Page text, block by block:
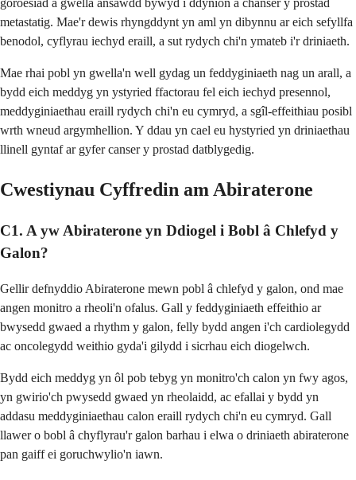
goroesiad a gwella ansawdd bywyd i ddynion â chanser y prostad
metastatig. Mae'r dewis rhyngddynt yn aml yn dibynnu ar eich sefyllfa
benodol, cyflyrau iechyd eraill, a sut rydych chi'n ymateb i'r driniaeth.
Mae rhai pobl yn gwella'n well gydag un feddyginiaeth nag un arall, a
bydd eich meddyg yn ystyried ffactorau fel eich iechyd presennol,
meddyginiaethau eraill rydych chi'n eu cymryd, a sgîl-effeithiau posibl
wrth wneud argymhellion. Y ddau yn cael eu hystyried yn driniaethau
llinell gyntaf ar gyfer canser y prostad datblygedig.
Cwestiynau Cyffredin am Abiraterone
C1. A yw Abiraterone yn Ddiogel i Bobl â Chlefyd y
Galon?
Gellir defnyddio Abiraterone mewn pobl â chlefyd y galon, ond mae
angen monitro a rheoli'n ofalus. Gall y feddyginiaeth effeithio ar
bwysedd gwaed a rhythm y galon, felly bydd angen i'ch cardiolegydd
ac oncolegydd weithio gyda'i gilydd i sicrhau eich diogelwch.
Bydd eich meddyg yn ôl pob tebyg yn monitro'ch calon yn fwy agos,
yn gwirio'ch pwysedd gwaed yn rheolaidd, ac efallai y bydd yn
addasu meddyginiaethau calon eraill rydych chi'n eu cymryd. Gall
llawer o bobl â chyflyrau'r galon barhau i elwa o driniaeth abiraterone
pan gaiff ei goruchwylio'n iawn.